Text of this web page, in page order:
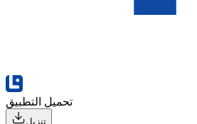
تحميل التطبيق
تنزيل